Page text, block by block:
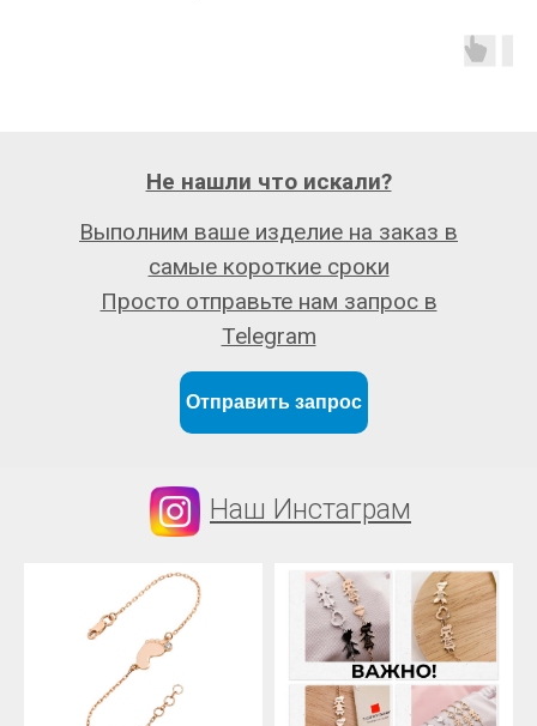
Отправить запрос
Выполним ваше изделие на заказ в
самые короткие сроки
Просто отправьте нам запрос в
Telegram
Не нашли что искали?
Наш Инстаграм